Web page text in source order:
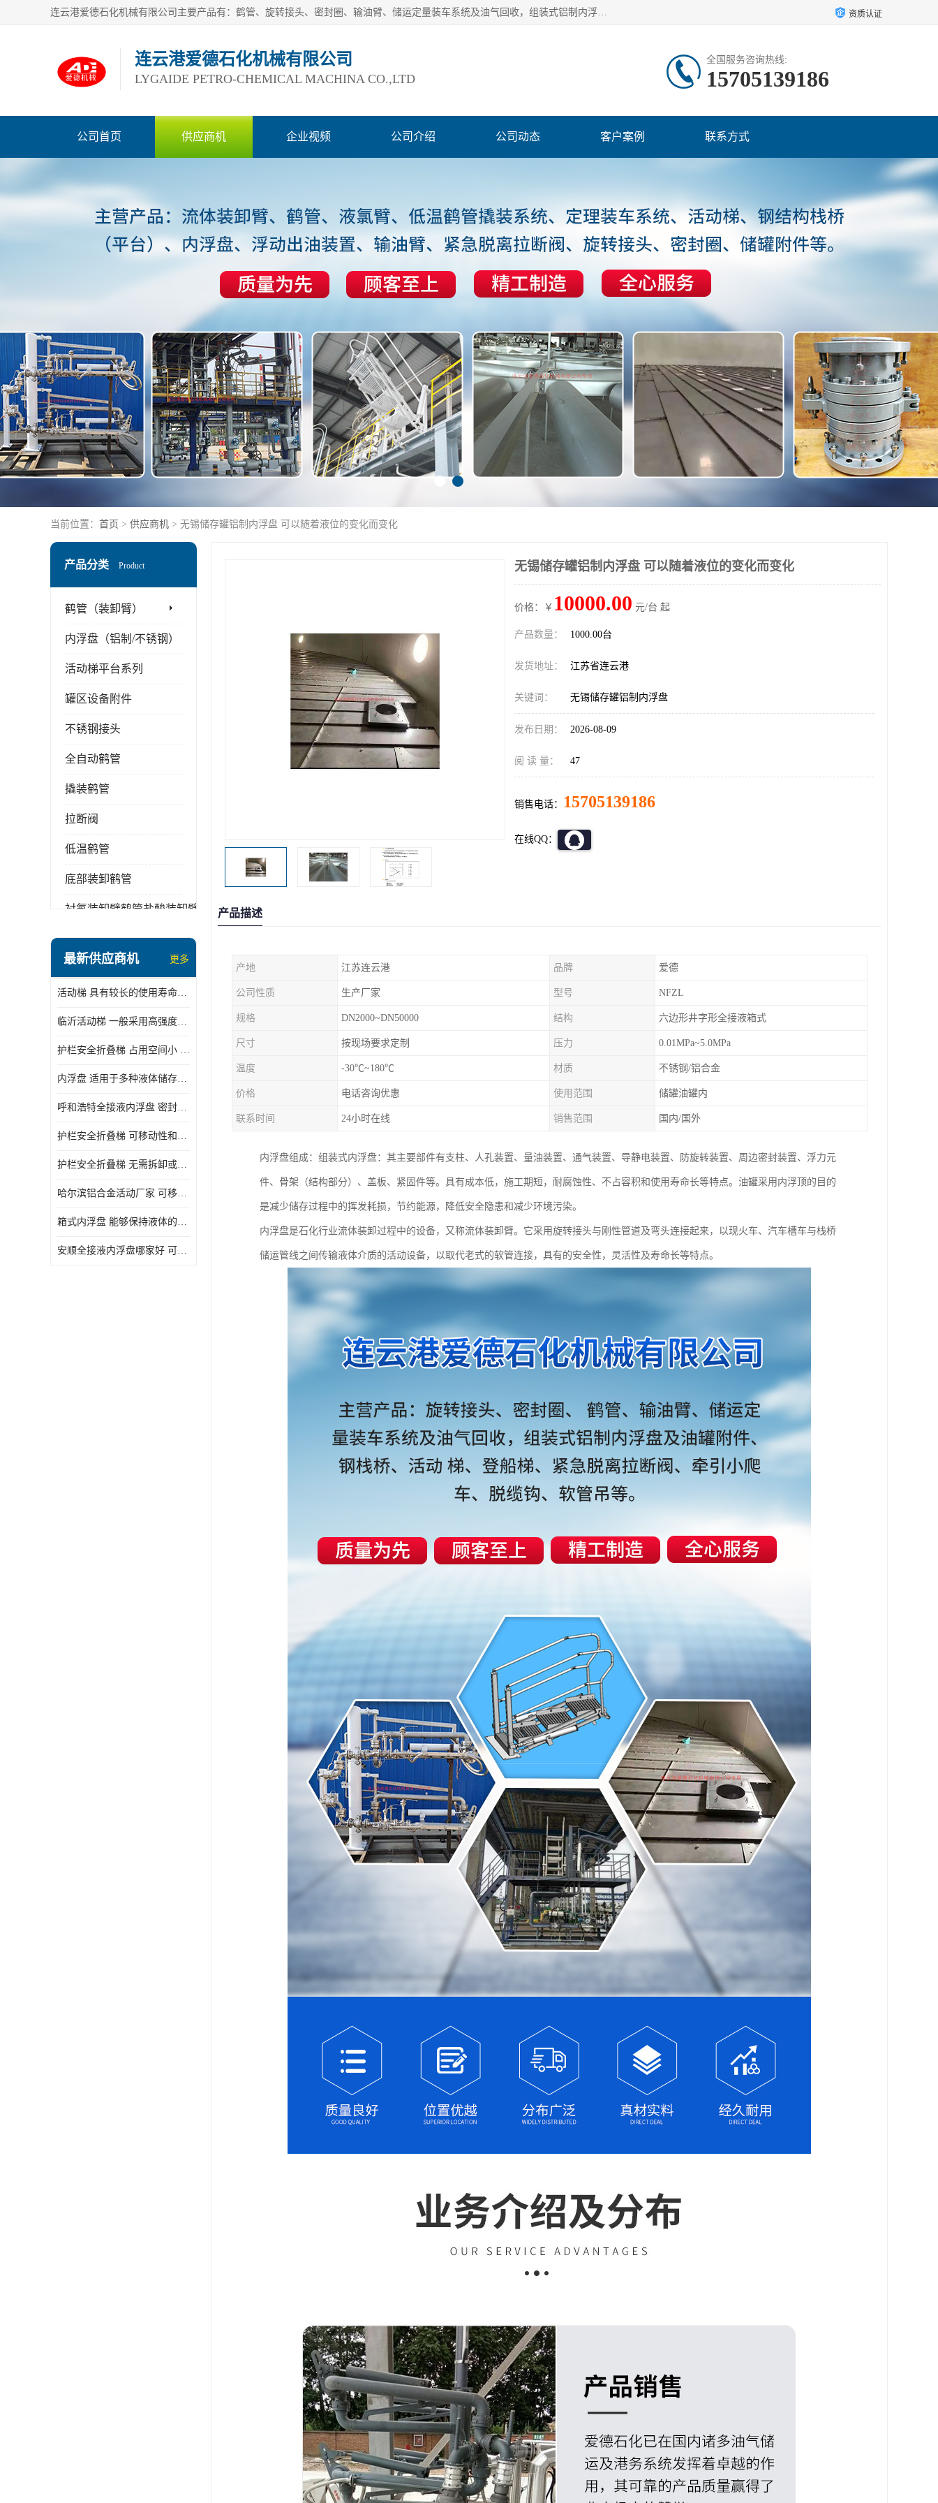
连云港爱德石化机械有限公司主要产品有：鹤管、旋转接头、密封圈、输油臂、储运定量装车系统及油气回收，组装式铝制内浮盘及油罐附件、钢结构栈桥/平台、活动梯、紧急脱离拉断阀等。完备的制造和检测手段以及高素质的员工确保了产品的质量。 资质认证
连云港爱德石化机械有限公司
LYGAIDE PETRO-CHEMICAL MACHINA CO.,LTD
全国服务咨询热线:
15705139186
公司首页 供应商机 企业视频 公司介绍 公司动态 客户案例 联系方式
当前位置： 首页 > 供应商机 > 无锡储存罐铝制内浮盘 可以随着液位的变化而变化
产品分类 Product
鹤管（装卸臂）
内浮盘（铝制/不锈钢）
活动梯平台系列
罐区设备附件
不锈钢接头
全自动鹤管
撬装鹤管
拉断阀
低温鹤管
底部装卸鹤管
衬氟装卸臂鹤管盐酸装卸臂
顶部装卸车鹤管
液氨液化气鹤管
定量装车系统
最新供应商机 更多
活动梯 具有较长的使用寿命和耐用性 一般采用高强度材料制造
临沂活动梯 一般采用高强度材料制造 可以用于多种不同的任务
护栏安全折叠梯 占用空间小 方便存放和搬运
内浮盘 适用于多种液体储存和运输 能够降低运输成本和维护成本
呼和浩特全接液内浮盘 密封性能好 有效保护液体质量
护栏安全折叠梯 可移动性和安全性较高 占用空间小
护栏安全折叠梯 无需拆卸或重新安装 占用空间小
哈尔滨铝合金活动厂家 可移动性和安全性较高 占用空间小
箱式内浮盘 能够保持液体的密闭状态 适用于多种液体储存和运输
安顺全接液内浮盘哪家好 可以自动上下浮动 密封性能好
无锡储存罐铝制内浮盘 可以随着液位的变化而变化
价格：￥ 10000.00 元/台 起
产品数量： 1000.00台
发货地址： 江苏省连云港
关键词： 无锡储存罐铝制内浮盘
发布日期： 2026-08-09
阅 读 量： 47
销售电话： 15705139186
在线QQ：
产品描述
产地 江苏连云港 品牌 爱德
公司性质 生产厂家 型号 NFZL
规格 DN2000~DN50000 结构 六边形井字形全接液箱式
尺寸 按现场要求定制 压力 0.01MPa~5.0MPa
温度 -30℃~180℃ 材质 不锈钢/铝合金
价格 电话咨询优惠 使用范围 储罐油罐内
联系时间 24小时在线 销售范围 国内/国外
内浮盘组成：组装式内浮盘：其主要部件有支柱、人孔装置、量油装置、通气装置、导静电装置、防旋转装置、周边密封装置、浮力元
件、骨架（结构部分）、盖板、紧固件等。具有成本低，施工期短，耐腐蚀性、不占容积和使用寿命长等特点。油罐采用内浮顶的目的
是减少储存过程中的挥发耗损，节约能源，降低安全隐患和减少环境污染。
内浮盘是石化行业流体装卸过程中的设备，又称流体装卸臂。它采用旋转接头与刚性管道及弯头连接起来，以现火车、汽车槽车与栈桥
储运管线之间传输液体介质的活动设备，以取代老式的软管连接，具有的安全性，灵活性及寿命长等特点。